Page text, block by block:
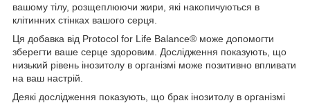
вашому тілу, розщеплюючи жири, які накопичуються в
клітинних стінках вашого серця.
Ця добавка від Protocol for Life Balance® може допомогти
зберегти ваше серце здоровим. Дослідження показують, що
низький рівень інозитолу в організмі може позитивно впливати
на ваш настрій.
Деякі дослідження показують, що брак інозитолу в організмі